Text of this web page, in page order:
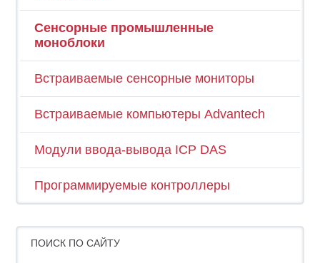
Сенсорные промышленные
моноблоки
Встраиваемые сенсорные мониторы
Встраиваемые компьютеры Advantech
Модули ввода-вывода ICP DAS
Программируемые контроллеры
ПОИСК ПО САЙТУ